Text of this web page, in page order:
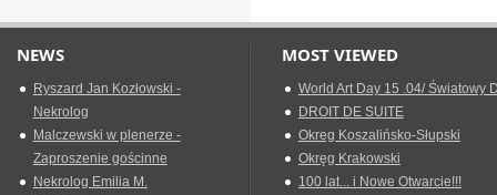
NEWS
Ryszard Jan Kozłowski -
Nekrolog
Malczewski w plenerze -
Zaproszenie gościnne
Nekrolog Emilia M.
MOST VIEWED
World Art Day 15 .04/ Światowy
DROIT DE SUITE
Okreg Koszalińsko-Słupski
Okręg Krakowski
100 lat... i Nowe Otwarcie!!!